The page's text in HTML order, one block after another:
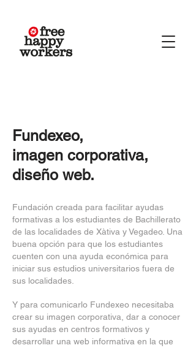
Fundexeo,
​imagen corporativa,
diseño web.
Fundación creada para facilitar ayudas
formativas a los estudiantes de Bachillerato
de las localidades de Xàtiva y Vegadeo. Una
buena opción para que los estudiantes
cuenten con una ayuda económica para
iniciar sus estudios universitarios fuera de
sus localidades.
Y para comunicarlo Fundexeo necesitaba
crear su imagen corporativa, dar a conocer
sus ayudas en centros formativos y
desarrollar una web informativa en la que